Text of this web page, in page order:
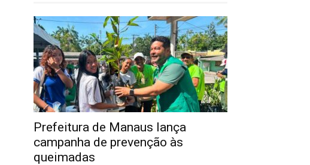
Prefeitura de Manaus lança
campanha de prevenção às
queimadas